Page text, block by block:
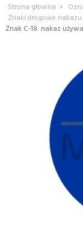
Strona główna ›
Znaki drogowe nakazu
Znak C-18: nakaz